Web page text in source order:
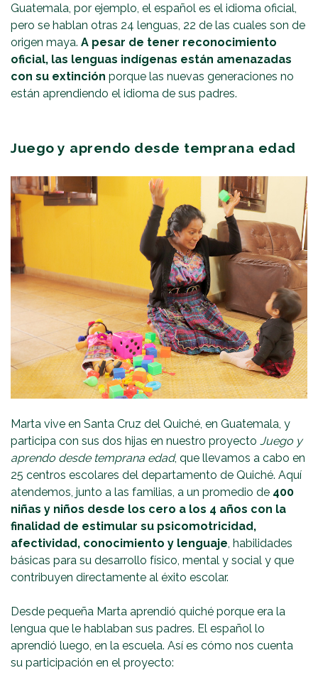
Guatemala, por ejemplo, el español es el idioma oficial,
pero se hablan otras 24 lenguas, 22 de las cuales son de
origen maya. A pesar de tener reconocimiento
oficial, las lenguas indígenas están amenazadas
con su extinción porque las nuevas generaciones no
están aprendiendo el idioma de sus padres.
Juego y aprendo desde temprana edad
Marta vive en Santa Cruz del Quiché, en Guatemala, y
participa con sus dos hijas en nuestro proyecto Juego y
aprendo desde temprana edad, que llevamos a cabo en
25 centros escolares del departamento de Quiché. Aquí
atendemos, junto a las familias, a un promedio de 400
niñas y niños desde los cero a los 4 años con la
finalidad de estimular su psicomotricidad,
afectividad, conocimiento y lenguaje, habilidades
básicas para su desarrollo físico, mental y social y que
contribuyen directamente al éxito escolar.
Desde pequeña Marta aprendió quiché porque era la
lengua que le hablaban sus padres. El español lo
aprendió luego, en la escuela. Así es cómo nos cuenta
su participación en el proyecto: